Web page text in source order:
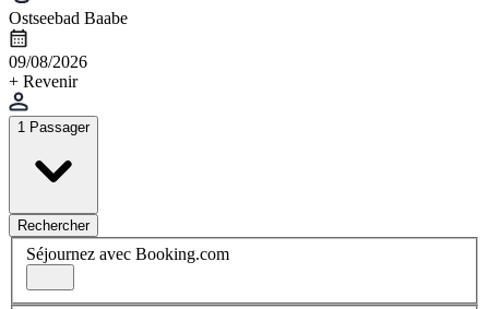
Ostseebad Baabe
09/08/2026
+ Revenir
1 Passager
Rechercher
Séjournez avec Booking.com